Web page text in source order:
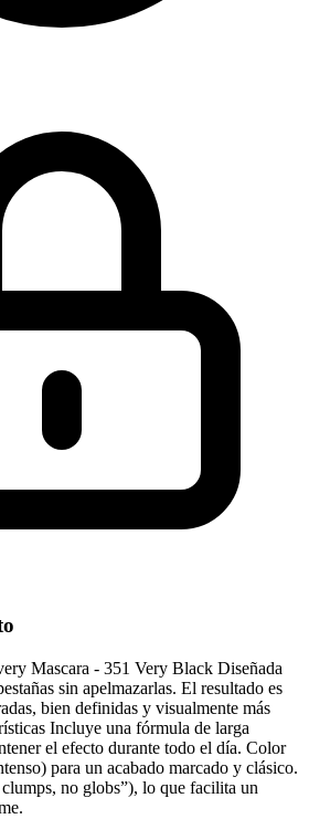
Mascara - 351 Very Black Diseñada
sin apelmazarlas. El resultado es
bien definidas y visualmente más
Incluye una fórmula de larga
el efecto durante todo el día. Color
para un acabado marcado y clásico.
no globs”), lo que facilita un